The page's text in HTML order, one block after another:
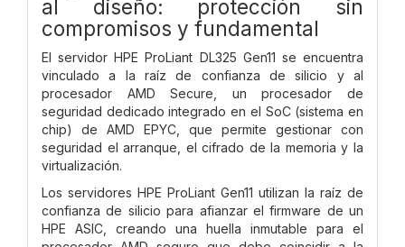
al diseño: protección sin
compromisos y fundamental
El servidor HPE ProLiant DL325 Gen11 se encuentra
vinculado a la raíz de confianza de silicio y al
procesador AMD Secure, un procesador de
seguridad dedicado integrado en el SoC (sistema en
chip) de AMD EPYC, que permite gestionar con
seguridad el arranque, el cifrado de la memoria y la
virtualización.
Los servidores HPE ProLiant Gen11 utilizan la raíz de
confianza de silicio para afianzar el firmware de un
HPE ASIC, creando una huella inmutable para el